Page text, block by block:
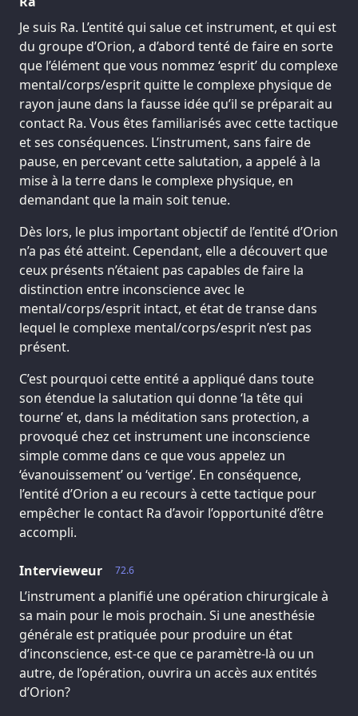
Je suis Ra. L’entité qui salue cet instrument, et qui est
du groupe d’Orion, a d’abord tenté de faire en sorte
que l’élément que vous nommez ‘esprit’ du complexe
mental/corps/esprit quitte le complexe physique de
rayon jaune dans la fausse idée qu’il se préparait au
contact Ra. Vous êtes familiarisés avec cette tactique
et ses conséquences. L’instrument, sans faire de
pause, en percevant cette salutation, a appelé à la
mise à la terre dans le complexe physique, en
demandant que la main soit tenue.
Dès lors, le plus important objectif de l’entité d’Orion
n’a pas été atteint. Cependant, elle a découvert que
ceux présents n’étaient pas capables de faire la
distinction entre inconscience avec le
mental/corps/esprit intact, et état de transe dans
lequel le complexe mental/corps/esprit n’est pas
présent.
C’est pourquoi cette entité a appliqué dans toute
son étendue la salutation qui donne ‘la tête qui
tourne’ et, dans la méditation sans protection, a
provoqué chez cet instrument une inconscience
simple comme dans ce que vous appelez un
‘évanouissement’ ou ‘vertige’. En conséquence,
l’entité d’Orion a eu recours à cette tactique pour
empêcher le contact Ra d’avoir l’opportunité d’être
accompli.
72.6
Intervieweur
L’instrument a planifié une opération chirurgicale à
sa main pour le mois prochain. Si une anesthésie
générale est pratiquée pour produire un état
d’inconscience, est-ce que ce paramètre-là ou un
autre, de l’opération, ouvrira un accès aux entités
d’Orion?